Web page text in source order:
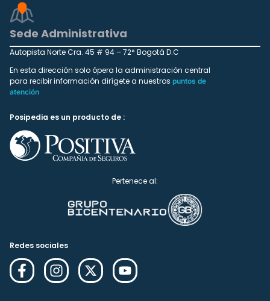
Sede Administrativa
Autopista Norte Cra. 45 # 94 – 72* Bogotá D.C
En esta dirección solo ópera la administración central
para recibir información dirígete a nuestros puntos de
atención
Posipedia es un producto de :
Pertenece al:
Redes sociales